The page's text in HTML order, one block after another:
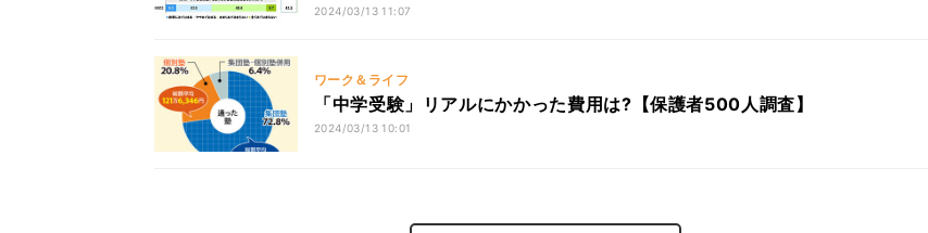
2024/03/13 11:07
ワーク＆ライフ
「中学受験」リアルにかかった費用は?【保護者500人調査】
2024/03/13 10:01